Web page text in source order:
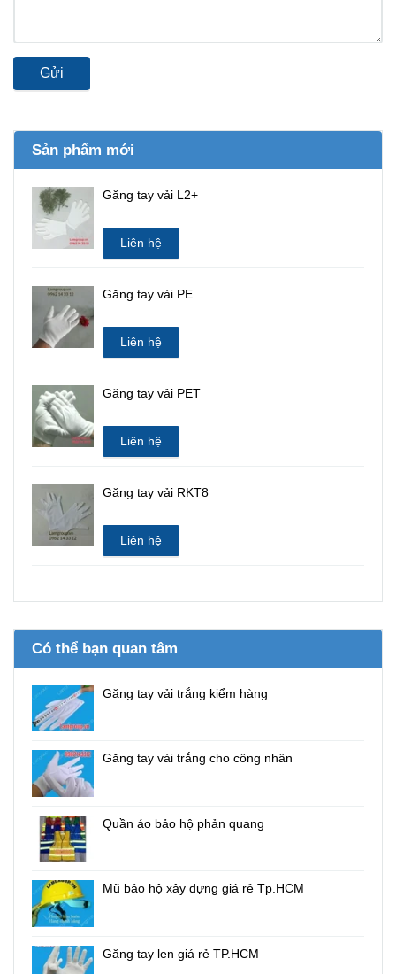
Gửi
Sản phẩm mới
Găng tay vải L2+
Liên hệ
Găng tay vải PE
Liên hệ
Găng tay vải PET
Liên hệ
Găng tay vải RKT8
Liên hệ
Có thể bạn quan tâm
Găng tay vải trắng kiểm hàng
Găng tay vải trắng cho công nhân
Quần áo bảo hộ phản quang
Mũ bảo hộ xây dựng giá rẻ Tp.HCM
Găng tay len giá rẻ TP.HCM